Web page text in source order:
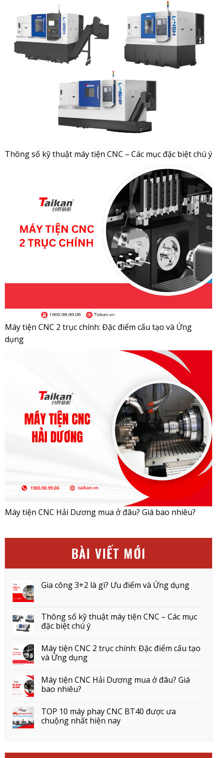
Thông số kỹ thuật máy tiện CNC – Các mục đặc biệt chú ý
Máy tiện CNC 2 trục chính: Đặc điểm cấu tạo và Ứng
dụng
Máy tiện CNC Hải Dương mua ở đâu? Giá bao nhiêu?
BÀI VIẾT MỚI
Gia công 3+2 là gì? Ưu điểm và Ứng dụng
Thông số kỹ thuật máy tiện CNC – Các mục
đặc biệt chú ý
Máy tiện CNC 2 trục chính: Đặc điểm cấu tạo
và Ứng dụng
Máy tiện CNC Hải Dương mua ở đâu? Giá
bao nhiêu?
TOP 10 máy phay CNC BT40 được ưa
chuộng nhất hiện nay